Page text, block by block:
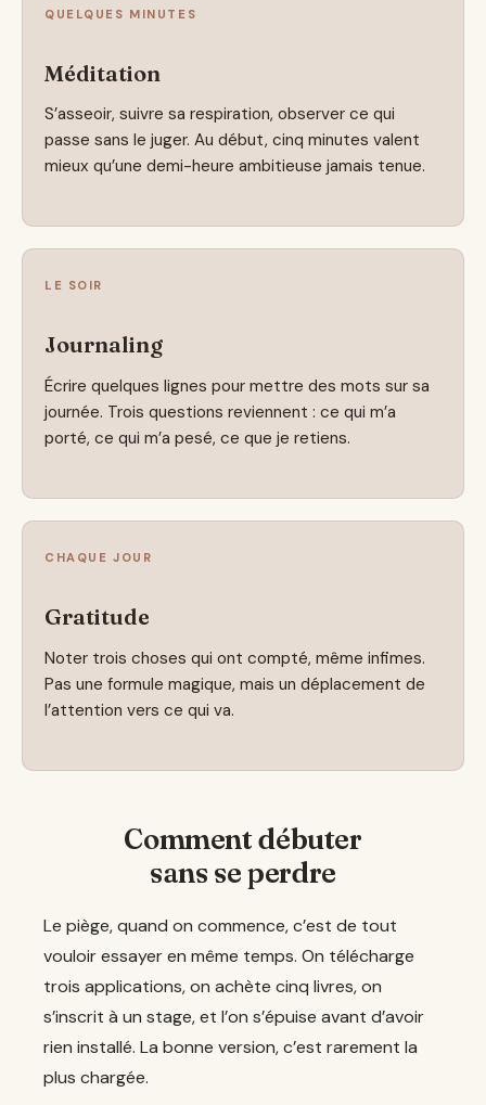
QUELQUES MINUTES
Méditation
S’asseoir, suivre sa respiration, observer ce qui
passe sans le juger. Au début, cinq minutes valent
mieux qu’une demi-heure ambitieuse jamais tenue.
LE SOIR
Journaling
Écrire quelques lignes pour mettre des mots sur sa
journée. Trois questions reviennent : ce qui m’a
porté, ce qui m’a pesé, ce que je retiens.
CHAQUE JOUR
Gratitude
Noter trois choses qui ont compté, même infimes.
Pas une formule magique, mais un déplacement de
l’attention vers ce qui va.
Comment débuter
sans se perdre
Le piège, quand on commence, c’est de tout
vouloir essayer en même temps. On télécharge
trois applications, on achète cinq livres, on
s’inscrit à un stage, et l’on s’épuise avant d’avoir
rien installé. La bonne version, c’est rarement la
plus chargée.